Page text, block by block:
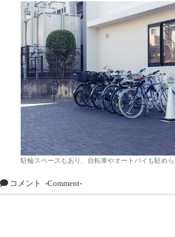
駐輪スペースもあり、自転車やオートバイも駐めら
コメント -Comment-